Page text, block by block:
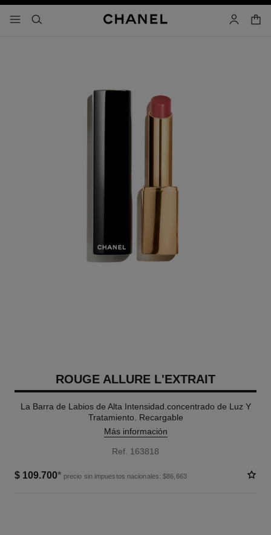
- navegación principal
buscar cuenta
ROUGE ALLURE L'EXTRAIT
La Barra de Labios de Alta Intensidad.concentrado de Luz Y
Tratamiento. Recargable
Más información
Ref. 163818
$ 109.700* precio sin impuestos nacionales: $86,663